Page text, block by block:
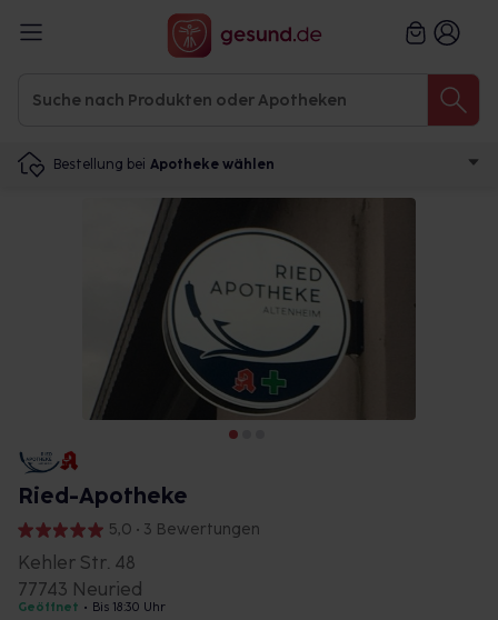
Bestellung bei Apotheke wählen
Ried-Apotheke
5,0 • 3 Bewertungen
Kehler Str. 48
77743 Neuried
Geöffnet • Bis 18:30 Uhr